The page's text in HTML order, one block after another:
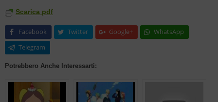
Scarica pdf
Facebook Twitter Google+
WhatsApp
Telegram
Potrebbero Anche Interessarti: